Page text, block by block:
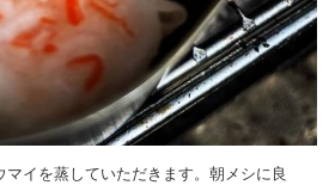
イを蒸していただきます。朝メシに良